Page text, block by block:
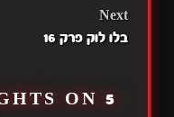
Next
בלו לוק פרק 16
5 THOUGHTS ON “